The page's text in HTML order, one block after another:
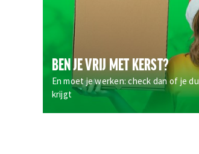
BEN JE VRIJ MET KERST?
En moet je werken: check dan of je
krijgt